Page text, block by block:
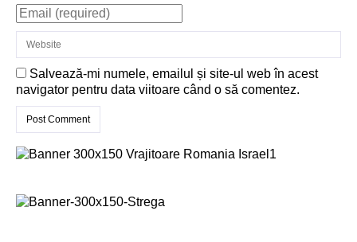
Salvează-mi numele, emailul și site-ul web în acest
navigator pentru data viitoare când o să comentez.